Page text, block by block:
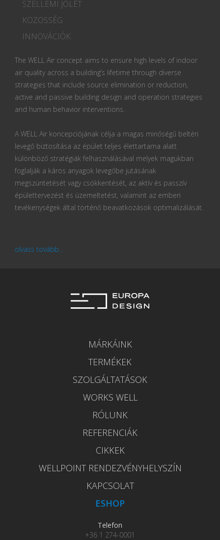
SZELLEMI JÓLÉT
KÖZÖSSÉG
INNOVÁCIÓK
The WELL Air concept aims to ensure high levels of indoor
air quality across a building’s lifetime through diverse
strategies that include source elimination or reduction,
active and passive building design and operation strategies
and human behavior interventions.
A WELL Air koncepciójának célja a magas minőségű beltéri
levegő biztosítása az épület teljes élettartama alatt
különböző stratégiák felhasználásával melyek magukban
foglalják a káros anyagok levegőbe jutásának
megszüntetését vagy csökkentését, az aktív és passzív
épülettervezést és üzemeltetést, valamint az emberi
tevékenységek által történő beavatkozások optimalizálását.
olvass tovább...
MÁRKÁINK
TERMÉKEK
SZOLGÁLTATÁSOK
WORKS WELL
RÓLUNK
REFERENCIÁK
CIKKEK
WELLPOINT RENDEZVÉNYHELYSZÍN
KAPCSOLAT
ESHOP
Telefon
+36 1 274-0001